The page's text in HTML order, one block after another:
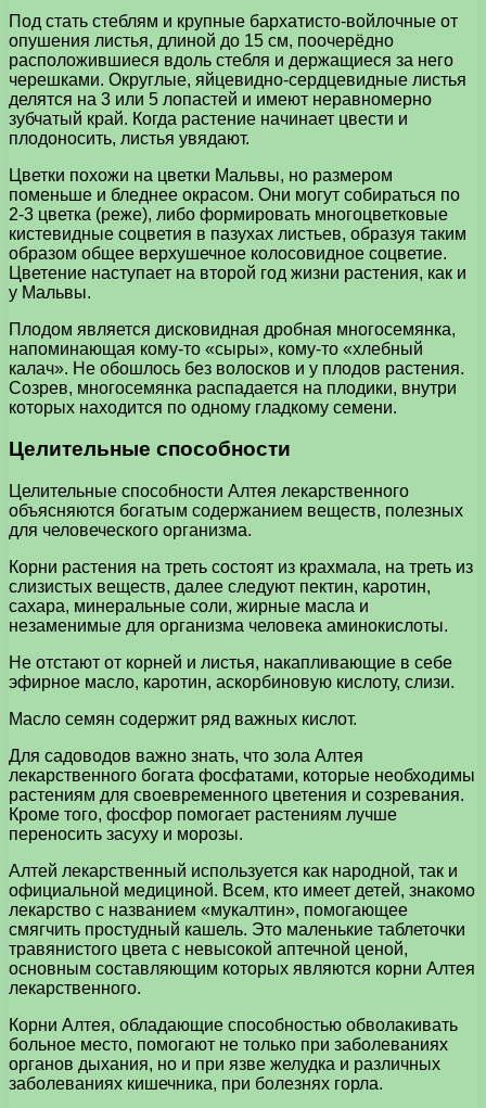
Под стать стеблям и крупные бархатисто-войлочные от
опушения листья, длиной до 15 см, поочерёдно
расположившиеся вдоль стебля и держащиеся за него
черешками. Округлые, яйцевидно-сердцевидные листья
делятся на 3 или 5 лопастей и имеют неравномерно
зубчатый край. Когда растение начинает цвести и
плодоносить, листья увядают.
Цветки похожи на цветки Мальвы, но размером
поменьше и бледнее окрасом. Они могут собираться по
2-3 цветка (реже), либо формировать многоцветковые
кистевидные соцветия в пазухах листьев, образуя таким
образом общее верхушечное колосовидное соцветие.
Цветение наступает на второй год жизни растения, как и
у Мальвы.
Плодом является дисковидная дробная многосемянка,
напоминающая кому-то «сыры», кому-то «хлебный
калач». Не обошлось без волосков и у плодов растения.
Созрев, многосемянка распадается на плодики, внутри
которых находится по одному гладкому семени.
Целительные способности
Целительные способности Алтея лекарственного
объясняются богатым содержанием веществ, полезных
для человеческого организма.
Корни растения на треть состоят из крахмала, на треть из
слизистых веществ, далее следуют пектин, каротин,
сахара, минеральные соли, жирные масла и
незаменимые для организма человека аминокислоты.
Не отстают от корней и листья, накапливающие в себе
эфирное масло, каротин, аскорбиновую кислоту, слизи.
Масло семян содержит ряд важных кислот.
Для садоводов важно знать, что зола Алтея
лекарственного богата фосфатами, которые необходимы
растениям для своевременного цветения и созревания.
Кроме того, фосфор помогает растениям лучше
переносить засуху и морозы.
Алтей лекарственный используется как народной, так и
официальной медициной. Всем, кто имеет детей, знакомо
лекарство с названием «мукалтин», помогающее
смягчить простудный кашель. Это маленькие таблеточки
травянистого цвета с невысокой аптечной ценой,
основным составляющим которых являются корни Алтея
лекарственного.
Корни Алтея, обладающие способностью обволакивать
больное место, помогают не только при заболеваниях
органов дыхания, но и при язве желудка и различных
заболеваниях кишечника, при болезнях горла.